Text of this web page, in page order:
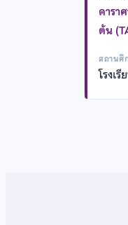
ดารา
ต้น
สถานศึ
โรงเ